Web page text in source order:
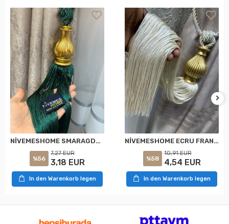
NİVEMESHOME SMARAGDGRÜNES GESCHNÜRTE GOLD DEKORATIVE DECKENZUSAMMENBAUHALTER
%56
7,27 EUR
3,18 EUR
In den Warenkorb legen
NİVEMESHOME ECRU FRANSENDECKEN SAMMELARMBRANCH
%58
10,91 EUR
4,54 EUR
In den Warenkorb legen